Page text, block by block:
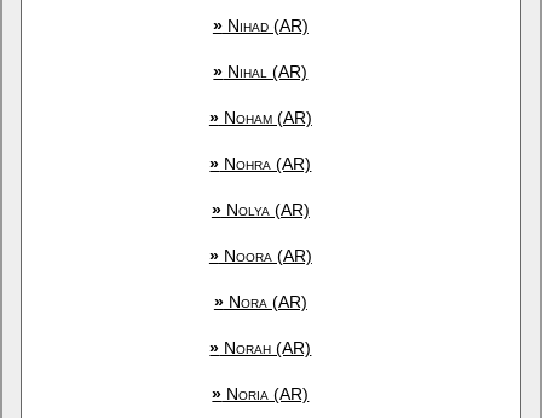
»Nihad (AR)
» Nihal (AR)
»Noham (AR)
» Nohra (AR)
»Nolya (AR)
»Noora (AR)
»Nora (AR)
» Norah (AR)
» Noria (AR)